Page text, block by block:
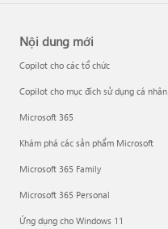
Nội dung mới
Copilot cho các tổ chức
Copilot cho mục đích sử dụng cá nhân
Microsoft 365
Khám phá các sản phẩm Microsoft
Microsoft 365 Family
Microsoft 365 Personal
Ứng dụng cho Windows 11